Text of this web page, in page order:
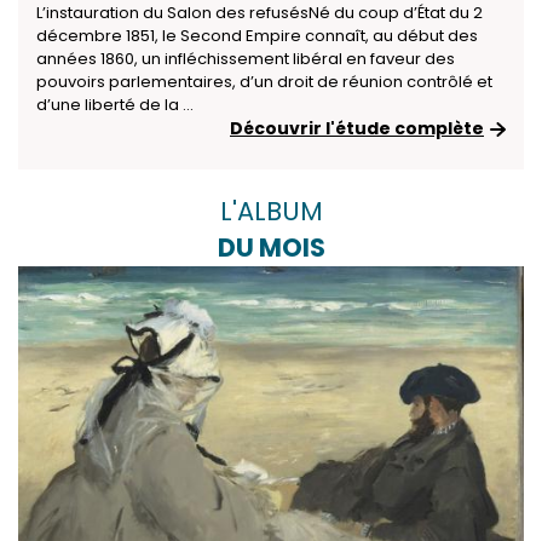
L’instauration du Salon des refusésNé du coup d’État du 2
décembre 1851, le Second Empire connaît, au début des
années 1860, un infléchissement libéral en faveur des
pouvoirs parlementaires, d’un droit de réunion contrôlé et
d’une liberté de la ...
Découvrir l'étude complète
L'ALBUM
DU MOIS